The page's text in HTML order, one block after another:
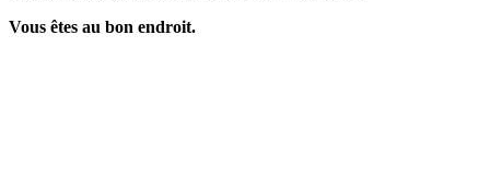
Vous êtes au bon endroit.